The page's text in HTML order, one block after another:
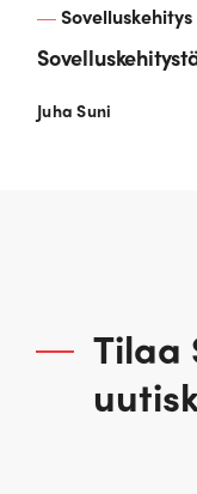
Sovelluskehitys
Juha Suni
Tilaa